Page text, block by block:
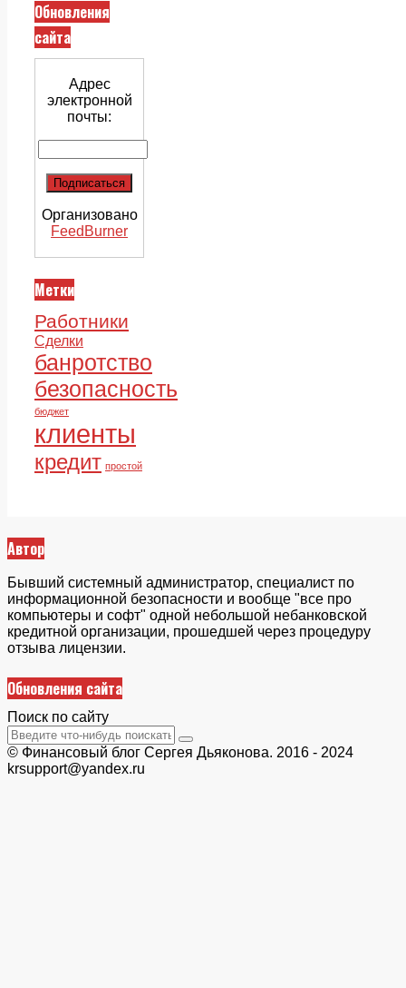
Обновления
сайта
Адрес
электронной
почты:
Организовано
FeedBurner
Метки
Работники
Сделки
банротство
безопасность
бюджет
клиенты
кредит простой
Автор
Бывший системный администратор, специалист по
информационной безопасности и вообще "все про
компьютеры и софт" одной небольшой небанковской
кредитной организации, прошедшей через процедуру
отзыва лицензии.
Обновления сайта
Поиск по сайту
© Финансовый блог Сергея Дьяконова. 2016 - 2024
krsupport@yandex.ru